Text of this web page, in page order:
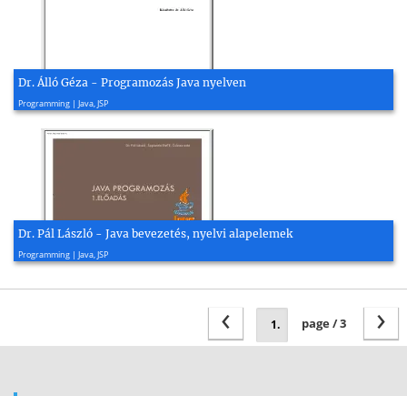
Dr. Álló Géza - Programozás Java nyelven
Programming | Java, JSP
Dr. Pál László - Java bevezetés, nyelvi alapelemek
Programming | Java, JSP
›
page / 3
‹